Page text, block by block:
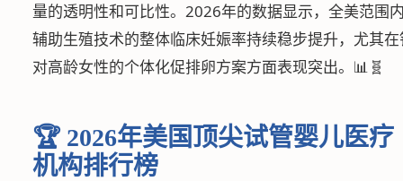
量的透明性和可比性。2026年的数据显示，全美范围
辅助生殖技术的整体临床妊娠率持续稳步提升，尤其
对高龄女性的个体化促排卵方案方面表现突出。📊🧬
🏆 2026年美国顶尖试管婴儿医疗
机构排行榜